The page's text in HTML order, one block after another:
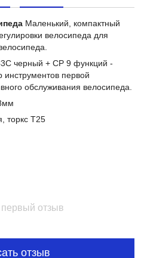
Маленький, компактный
велосипеда для
черный + СР 9 функций -
первой
обслуживания велосипеда.
торкс T25
отзыв
отзыв